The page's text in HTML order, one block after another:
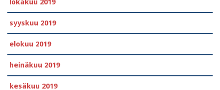
lokakuu 2019
syyskuu 2019
elokuu 2019
heinäkuu 2019
kesäkuu 2019